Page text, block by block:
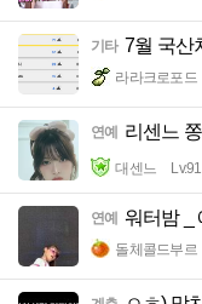
기타 7월 국산
라라크로포드
연예 리센느
대센느 Lv.91
연예 워터밤 _
돌체콜드부르